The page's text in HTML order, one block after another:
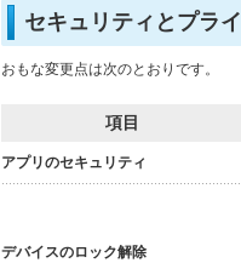
セキュリティとプラ
おもな変更点は次のとおりです。
項目
アプリのセキュリティ
デバイスのロック解除